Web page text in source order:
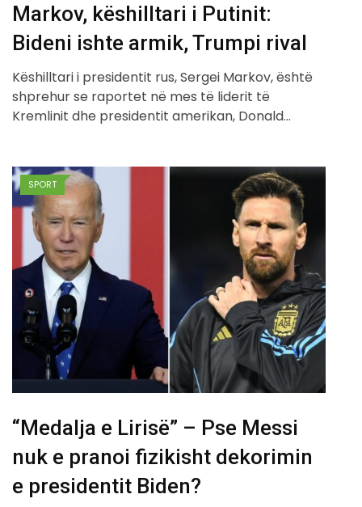
Markov, këshilltari i Putinit:
Bideni ishte armik, Trumpi rival
Këshilltari i presidentit rus, Sergei Markov, është
shprehur se raportet në mes të liderit të
Kremlinit dhe presidentit amerikan, Donald…
SPORT
“Medalja e Lirisë” – Pse Messi
nuk e pranoi fizikisht dekorimin
e presidentit Biden?